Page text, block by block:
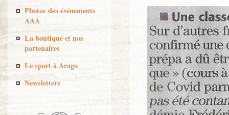
Photos des événements
AAA
La boutique et nos
partenaires
Le sport à Arago
Newsletters